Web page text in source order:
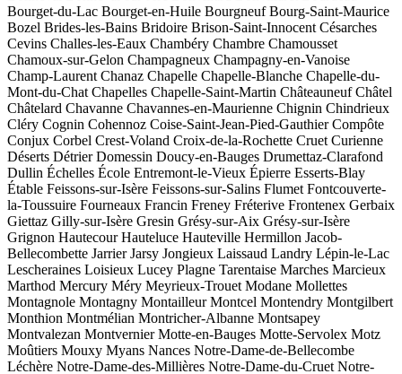
Bourget-du-Lac Bourget-en-Huile Bourgneuf Bourg-Saint-Maurice
Bozel Brides-les-Bains Bridoire Brison-Saint-Innocent Césarches
Cevins Challes-les-Eaux Chambéry Chambre Chamousset
Chamoux-sur-Gelon Champagneux Champagny-en-Vanoise
Champ-Laurent Chanaz Chapelle Chapelle-Blanche Chapelle-du-
Mont-du-Chat Chapelles Chapelle-Saint-Martin Châteauneuf Châtel
Châtelard Chavanne Chavannes-en-Maurienne Chignin Chindrieux
Cléry Cognin Cohennoz Coise-Saint-Jean-Pied-Gauthier Compôte
Conjux Corbel Crest-Voland Croix-de-la-Rochette Cruet Curienne
Déserts Détrier Domessin Doucy-en-Bauges Drumettaz-Clarafond
Dullin Échelles École Entremont-le-Vieux Épierre Esserts-Blay
Étable Feissons-sur-Isère Feissons-sur-Salins Flumet Fontcouverte-
la-Toussuire Fourneaux Francin Freney Fréterive Frontenex Gerbaix
Giettaz Gilly-sur-Isère Gresin Grésy-sur-Aix Grésy-sur-Isère
Grignon Hautecour Hauteluce Hauteville Hermillon Jacob-
Bellecombette Jarrier Jarsy Jongieux Laissaud Landry Lépin-le-Lac
Lescheraines Loisieux Lucey Plagne Tarentaise Marches Marcieux
Marthod Mercury Méry Meyrieux-Trouet Modane Mollettes
Montagnole Montagny Montailleur Montcel Montendry Montgilbert
Monthion Montmélian Montricher-Albanne Montsapey
Montvalezan Montvernier Motte-en-Bauges Motte-Servolex Motz
Moûtiers Mouxy Myans Nances Notre-Dame-de-Bellecombe
Léchère Notre-Dame-des-Millières Notre-Dame-du-Cruet Notre-